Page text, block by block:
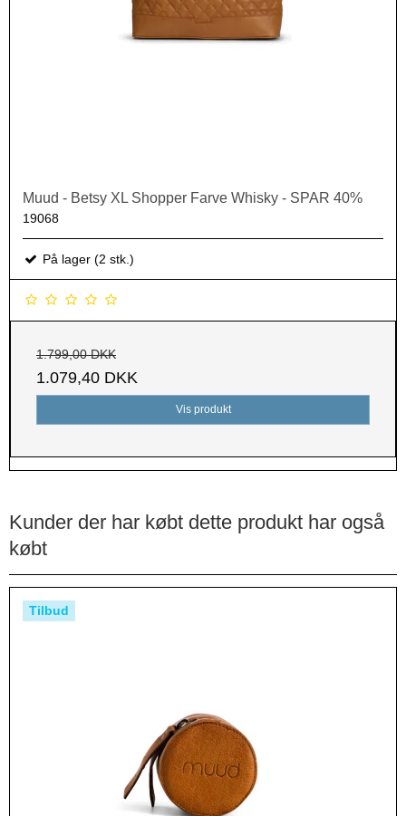
Muud - Betsy XL Shopper Farve Whisky - SPAR 40%
19068
På lager (2 stk.)
1.799,00 DKK
1.079,40 DKK
Vis produkt
Kunder der har købt dette produkt har også
købt
Tilbud